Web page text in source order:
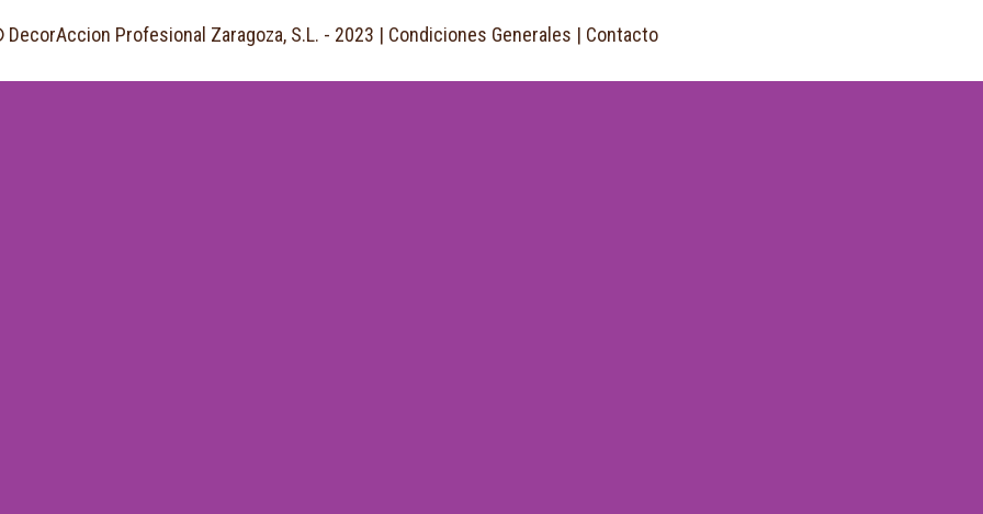
Profesional Zaragoza, S.L. - 2023 | Condiciones Generales | Contacto